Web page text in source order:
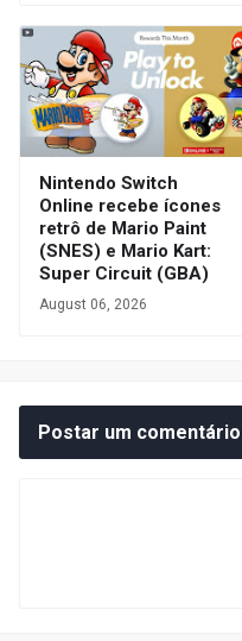
Nintendo Switch
Online recebe ícones
retrô de Mario Paint
(SNES) e Mario Kart:
Super Circuit (GBA)
August 06, 2026
Postar um comentário